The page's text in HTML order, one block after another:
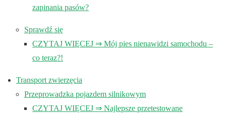
zapinania pasów?
Sprawdź się
CZYTAJ WIĘCEJ ⇒ Mój pies nienawidzi samochodu –
co teraz?!
Transport zwierzęcia
Przeprowadzka pojazdem silnikowym
CZYTAJ WIĘCEJ ⇒ Najlepsze przetestowane